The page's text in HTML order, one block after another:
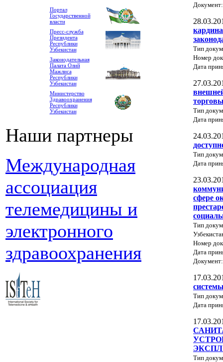
Портал
Государственной
власти
Пресс-служба
Президента
Республики
Узбекистан
Законодательная
Палата Олий
Мажлиса
Республики
Узбекистан
Министерство
Здравоохранения
Республики
Узбекистан
Наши партнеры
Международная
ассоциация
телемедицины и
электронного
здравоохранения
Тип
Номер
Дата
Тип
Дата
Тип
Дата
сфере
Тип
Номер
Дата
Тип
Дата
Тип